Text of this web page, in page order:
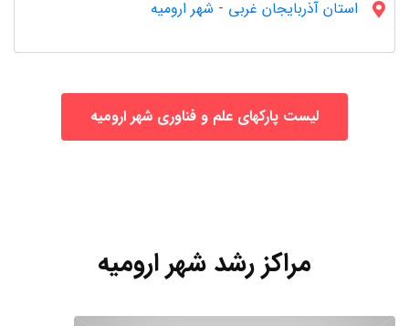
استان آذربایجان غربى - شهر ارومیه
لیست پارکهای علم و فناوری شهر ارومیه
مراکز رشد شهر ارومیه